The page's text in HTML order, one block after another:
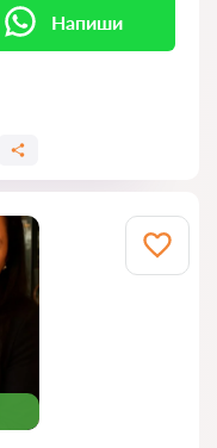
Напиши